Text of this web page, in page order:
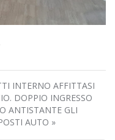
INTERNO AFFITTASI
DOPPIO INGRESSO
ANTISTANTE GLI
AUTO »